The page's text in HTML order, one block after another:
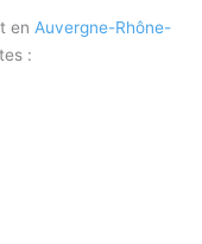
enAuvergne-Rhône-
: